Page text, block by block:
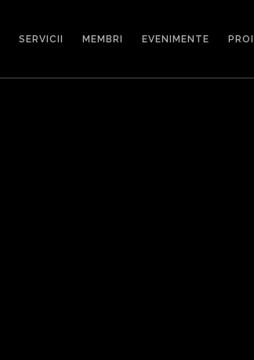
SERVICII MEMBRI EVENIMENTE